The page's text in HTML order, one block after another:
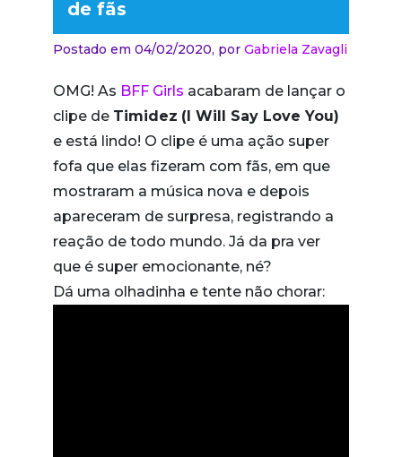
de fãs
Postado em 04/02/2020, por Gabriela Zavagli
OMG! As BFF Girls acabaram de lançar o
clipe de Timidez (I Will Say Love You)
e está lindo! O clipe é uma ação super
fofa que elas fizeram com fãs, em que
mostraram a música nova e depois
apareceram de surpresa, registrando a
reação de todo mundo. Já da pra ver
que é super emocionante, né?
Dá uma olhadinha e tente não chorar: